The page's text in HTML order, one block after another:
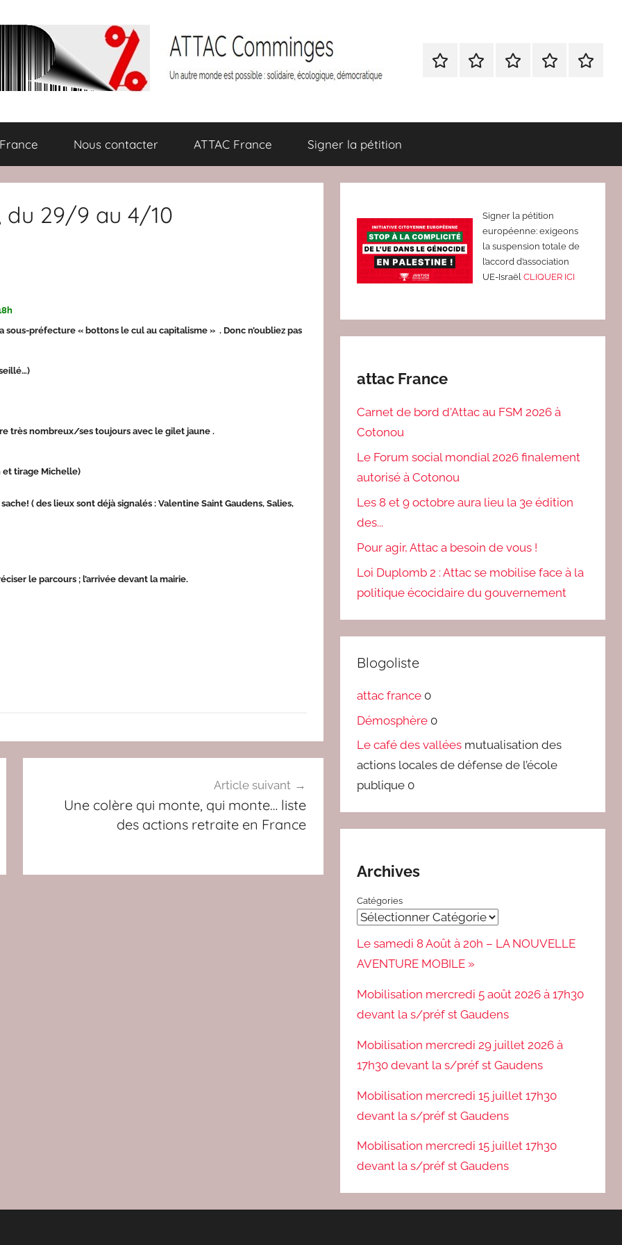
Nous
BULLETIN
Attac
Nous
ATTAC
Signer
Nous contacter ATTAC France Signer la pétition
du 29/9 au 4/10
préfecture « bottons le cul au capitalisme » . Donc n’oubliez pas
très nombreux/ses toujours avec le gilet jaune .
et tirage Michelle)
( des lieux sont déjà signalés : Valentine Saint Gaudens, Salies,
le parcours ; l’arrivée devant la mairie.
Article suivant
Une colère qui monte, qui monte… liste
des actions retraite en France
Signer la pétition
européenne: exigeons
la suspension totale de
l’accord d’association
UE-Israël CLIQUER ICI
attac France
Carnet de bord d'Attac au FSM 2026 à
Cotonou
Le Forum social mondial 2026 finalement
autorisé à Cotonou
Les 8 et 9 octobre aura lieu la 3e édition
des...
Pour agir, Attac a besoin de vous !
Loi Duplomb 2 : Attac se mobilise face à la
politique écocidaire du gouvernement
Blogoliste
attac france 0
Démosphère 0
Le café des vallées mutualisation des
actions locales de défense de l’école
publique 0
Archives
Catégories
Le samedi 8 Août à 20h – LA NOUVELLE
AVENTURE MOBILE »
Mobilisation mercredi 5 août 2026 à 17h30
devant la s/préf st Gaudens
Mobilisation mercredi 29 juillet 2026 à
17h30 devant la s/préf st Gaudens
Mobilisation mercredi 15 juillet 17h30
devant la s/préf st Gaudens
Mobilisation mercredi 15 juillet 17h30
devant la s/préf st Gaudens